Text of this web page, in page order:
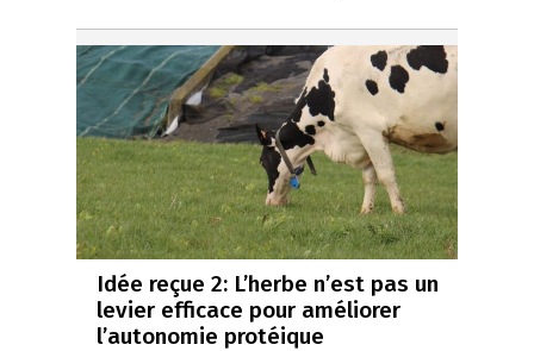
Idée reçue 2: L’herbe n’est pas un
levier efficace pour améliorer
l’autonomie protéique